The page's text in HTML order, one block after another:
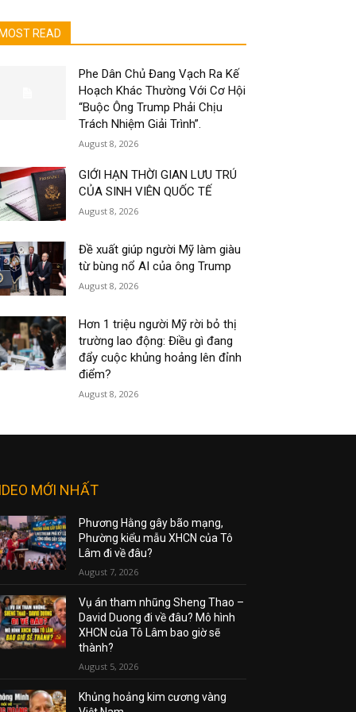
MOST READ
Phe Dân Chủ Đang Vạch Ra Kế
Hoạch Khác Thường Với Cơ Hội
“Buộc Ông Trump Phải Chịu
Trách Nhiệm Giải Trình”.
August 8, 2026
GIỚI HẠN THỜI GIAN LƯU TRÚ
CỦA SINH VIÊN QUỐC TẾ
August 8, 2026
Đề xuất giúp người Mỹ làm giàu
từ bùng nổ AI của ông Trump
August 8, 2026
Hơn 1 triệu người Mỹ rời bỏ thị
trường lao động: Điều gì đang
đẩy cuộc khủng hoảng lên đỉnh
điểm?
August 8, 2026
MỚI NHẤT
Phương Hằng gây bão mạng,
Phường kiểu mẫu XHCN của Tô
Lâm đi về đâu?
August 7, 2026
Vụ án tham nhũng Sheng Thao –
David Duong đi về đâu? Mô hình
XHCN của Tô Lâm bao giờ sẽ
thành?
August 5, 2026
Khủng hoảng kim cương vàng